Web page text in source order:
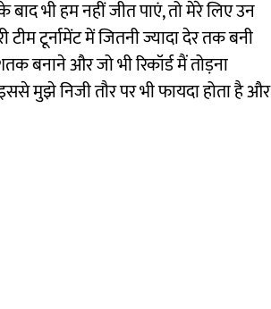
भी हम नहीं जीत पाएं, तो मेरे लिए उन
टूर्नामेंट में जितनी ज्यादा देर तक बनी
और जो भी रिकॉर्ड मैं तोड़ना
मुझे निजी तौर पर भी फायदा होता है और